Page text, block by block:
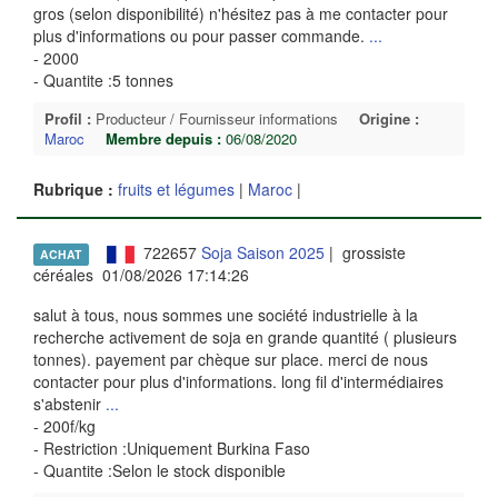
gros (selon disponibilité) n'hésitez pas à me contacter pour
plus d'informations ou pour passer commande. ...
- 2000
- Quantite :5 tonnes
Profil : Producteur / Fournisseur informations
Origine :
Maroc
Membre depuis : 06/08/2020
Rubrique : fruits et légumes | Maroc |
ACHAT 722657 Soja Saison 2025| grossiste
céréales 01/08/2026 17:14:26
salut à tous, nous sommes une société industrielle à la
recherche activement de soja en grande quantité ( plusieurs
tonnes). payement par chèque sur place. merci de nous
contacter pour plus d'informations. long fil d'intermédiaires
s'abstenir ...
- 200f/kg
- Restriction :Uniquement Burkina Faso
- Quantite :Selon le stock disponible